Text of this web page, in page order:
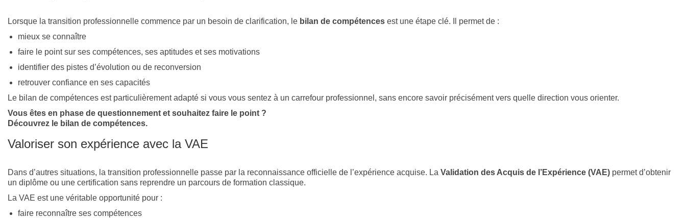
Lorsque la transition professionnelle commence par un besoin de clarification, le bilan de compétences est une étape clé. Il permet de :
mieux se connaître
faire le point sur ses compétences, ses aptitudes et ses motivations
identifier des pistes d’évolution ou de reconversion
retrouver confiance en ses capacités
Le bilan de compétences est particulièrement adapté si vous vous sentez à un carrefour professionnel, sans encore savoir précisément vers quelle direction vous orienter.
Vous êtes en phase de questionnement et souhaitez faire le point ?
Découvrez le bilan de compétences.
Valoriser son expérience avec la VAE
Dans d’autres situations, la transition professionnelle passe par la reconnaissance officielle de l’expérience acquise. La Validation des Acquis de l’Expérience (VAE) permet d’obtenir
un diplôme ou une certification sans reprendre un parcours de formation classique.
La VAE est une véritable opportunité pour :
faire reconnaître ses compétences